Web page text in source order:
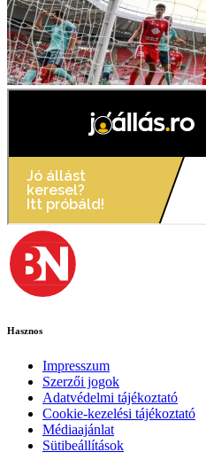
Hasznos
Impresszum
Szerzői jogok
Adatvédelmi tájékoztató
Cookie-kezelési tájékoztató
Médiaajánlat
Sütibeállítások